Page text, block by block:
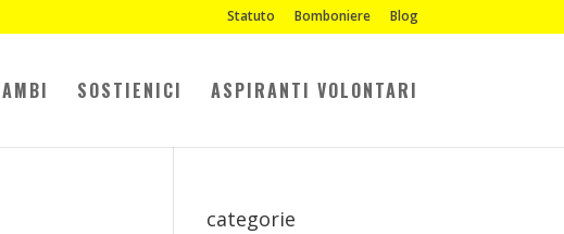
Statuto Bomboniere Blog
SOSTIENICI ASPIRANTI VOLONTARI
categorie